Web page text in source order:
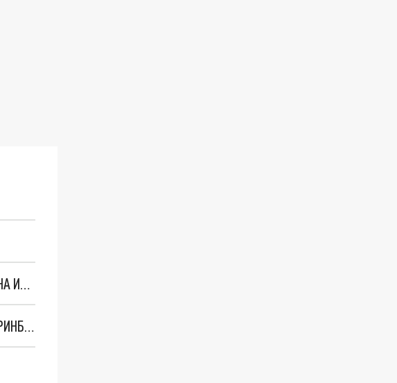
ВЫПУСКНИКИ ЕКАТЕРИНБУРГСКОЙ ГИМНАЗИИ УГОВОРИЛИ ЭЛЬДАРА ДЖАРАХОВА СПЕТЬ НА ИХ ВЫПУСКНОМ
КАЗАХСТАН СТАНЕТ ПАРТНЁРОМ МЕЖДУНАРОДНОЙ ПРОМЫШЛЕННОЙ ВЫСТАВКИ В ЕКАТЕРИНБУРГЕ